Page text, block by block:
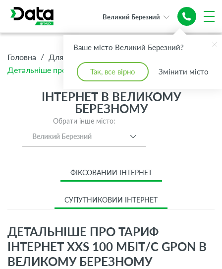
Ваше місто Великий Березний?
Так, все вірно Змінити місто
Великий Березний
Головна / Для Дому
Детальніше про тариф Інтернет XXS 100 Мбіт/с GPON
ІНТЕРНЕТ В ВЕЛИКОМУ
БЕРЕЗНОМУ
Обрати інше місто:
Великий Березний
ФІКСОВАНИЙ ІНТЕРНЕТ
СУПУТНИКОВИЙ ІНТЕРНЕТ
ДЕТАЛЬНІШЕ ПРО ТАРИФ
ІНТЕРНЕТ XXS 100 МБІТ/С GPON В
ВЕЛИКОМУ БЕРЕЗНОМУ